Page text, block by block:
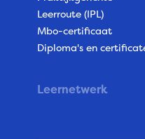
Leerroute (IPL)
Mbo-certificaat
Diploma's en
Leernetwerk